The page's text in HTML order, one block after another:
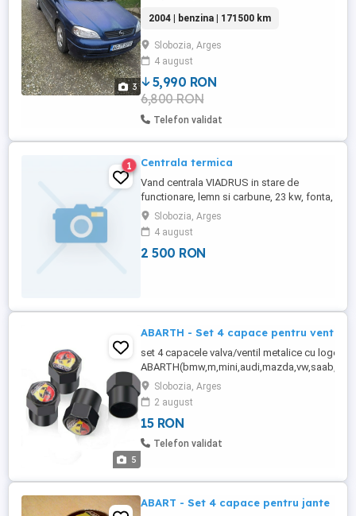
3
2004 | benzina | 171500 km
Slobozia, Arges
4 august
5,990 RON
6,800 RON
Telefon validat
1 Centrala termica
Vand centrala VIADRUS in stare de
functionare, lemn si carbune, 23 kw, fonta,
cu vas de expansiune si pompa (noua).
Comnuna Slobozia, judetul Arges. Pret
negociabil.
Slobozia, Arges
4 august
2 500 RON
5
ABARTH - Set 4 capace pentru ventil
set 4 capacele valva/ventil metalice cu logo-ul
fabricate din otel inoxidabil cu garnitura la
culori disponibile: negru/argintiu pretul este
set de 4 buc (argitii sau negre)
Slobozia, Arges
2 august
15 RON
Telefon validat
ABART - Set 4 capace pentru jante